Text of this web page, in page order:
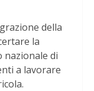
della
la
di
a lavorare